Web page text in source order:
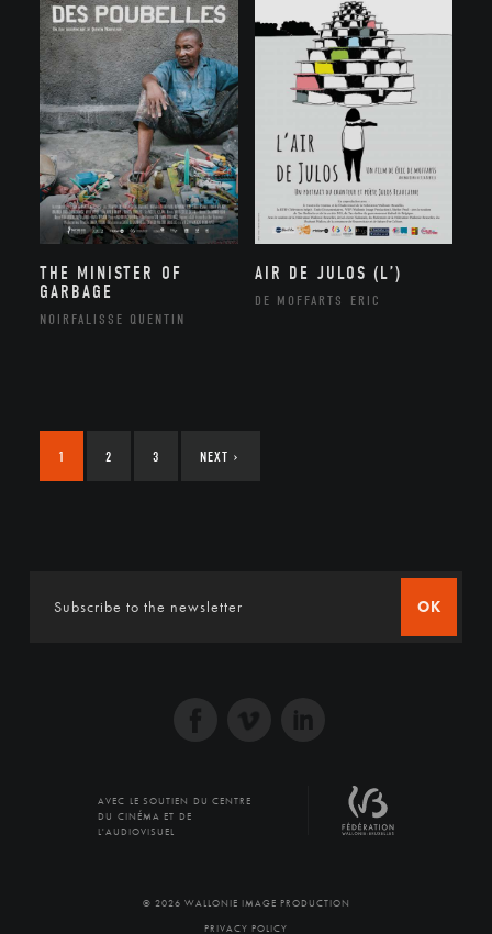
THE MINISTER OF
GARBAGE
NOIRFALISSE QUENTIN
AIR DE JULOS (L’)
DE MOFFARTS ERIC
1 2 3 NEXT ›
OK
AVEC LE SOUTIEN DU CENTRE
DU CINÉMA ET DE
L'AUDIOVISUEL
© 2026 WALLONIE IMAGE PRODUCTION
PRIVACY POLICY